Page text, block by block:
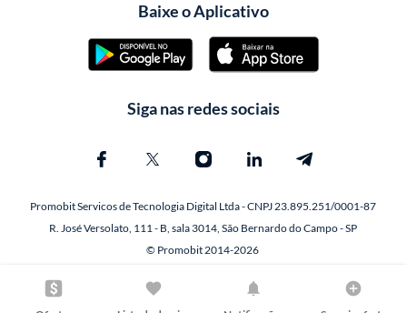
Baixe o Aplicativo
Siga nas redes sociais
Promobit Servicos de Tecnologia Digital Ltda - CNPJ 23.895.251/0001-87
R. José Versolato, 111 - B, sala 3014, São Bernardo do Campo - SP
© Promobit 2014-2026